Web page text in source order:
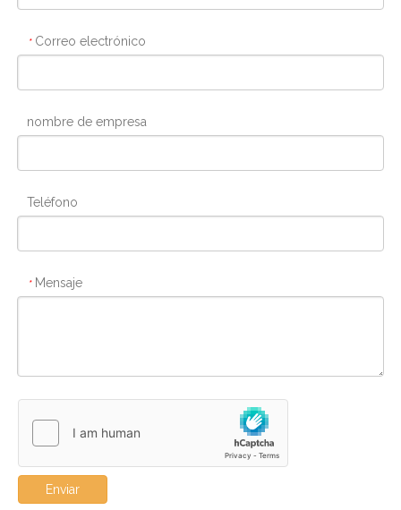
* Correo electrónico
nombre de empresa
Teléfono
* Mensaje
Enviar